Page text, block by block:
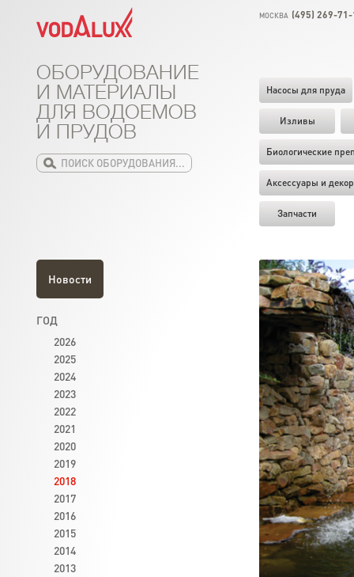
МОСКВА (495) 269-
Насосы для пруда
Изливы
Биологические
Аксессуары и декор
Запчасти
ОБОРУДОВАНИЕ
И МАТЕРИАЛЫ
ДЛЯ ВОДОЕМОВ
И ПРУДОВ
Новости
ГОД
2026
2025
2024
2023
2022
2021
2020
2019
2018
2017
2016
2015
2014
2013